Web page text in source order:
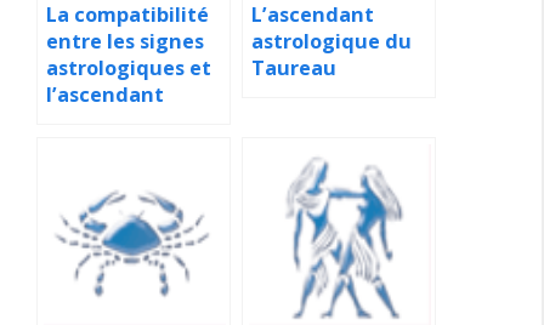
La compatibilité
entre les signes
astrologiques et
l’ascendant
L’ascendant
astrologique du
Taureau